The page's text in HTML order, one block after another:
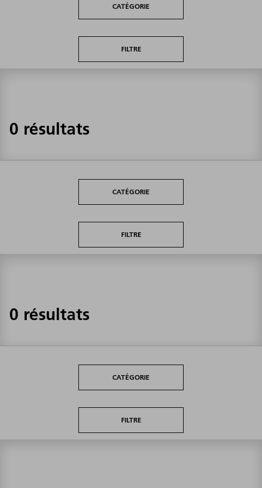
CATÉGORIE
FILTRE
0 résultats
CATÉGORIE
FILTRE
0 résultats
CATÉGORIE
FILTRE